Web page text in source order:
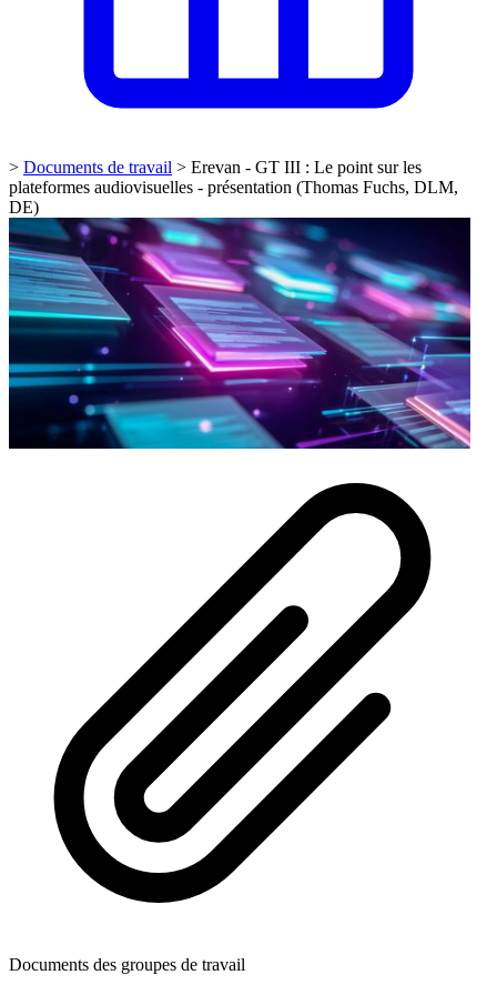
> Documents de travail > Erevan - GT III : Le point sur les
plateformes audiovisuelles - présentation (Thomas Fuchs, DLM,
DE)
Documents des groupes de travail